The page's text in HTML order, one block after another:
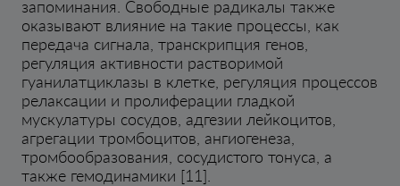
запоминания. Свободные радикалы также
оказывают влияние на такие процессы, как
передача сигнала, транскрипция генов,
регуляция активности растворимой
гуанилатциклазы в клетке, регуляция процессов
релаксации и пролиферации гладкой
мускулатуры сосудов, адгезии лейкоцитов,
агрегации тромбоцитов, ангиогенеза,
тромбообразования, сосудистого тонуса, а
также гемодинамики [11].